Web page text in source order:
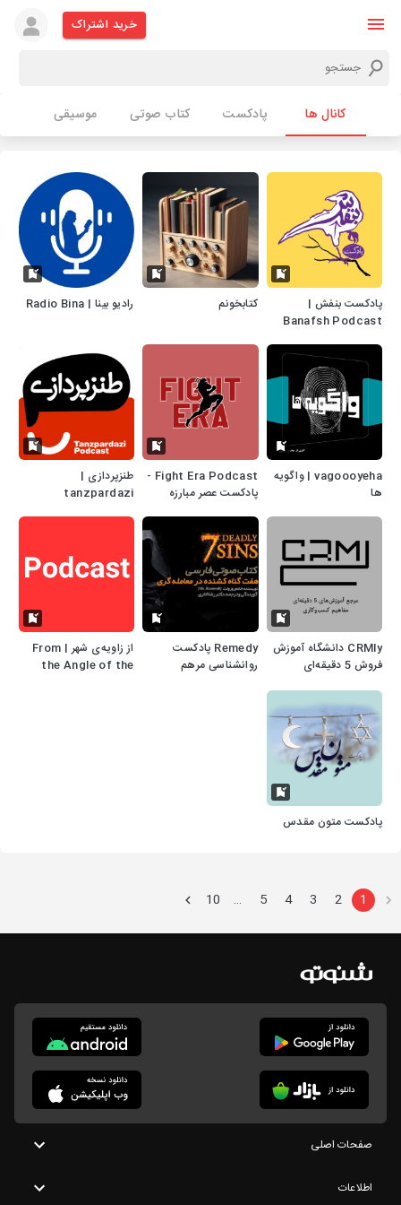
خرید اشتراک
کانال ها پادکست کتاب صوتی موسیقی
پادکست بنفش |
Banafsh Podcast
کتابخونم رادیو بینا | Radio Bina
vagoooyeha | واگویه
ها
Fight Era Podcast -
پادکست عصر مبارزه
طنزپردازی |
tanzpardazi
CRMly دانشگاه آموزش
فروش 5 دقیقه‌ای
Remedy پادکست
روانشناسی مرهم
از زاویه‌ی شهر | From
the Angle of the
پادکست متون مقدس
1
2
3
4
5
…
10
صفحات اصلی
اطلاعات